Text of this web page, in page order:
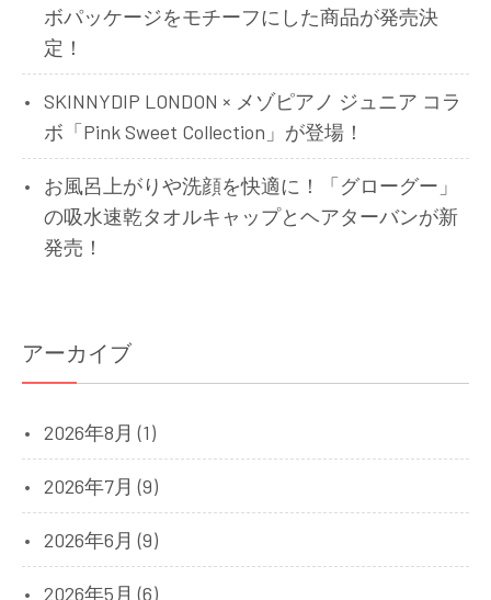
ボパッケージをモチーフにした商品が発売決
定！
SKINNYDIP LONDON × メゾピアノ ジュニア コラ
ボ「Pink Sweet Collection」が登場！
お風呂上がりや洗顔を快適に！「グローグー」
の吸水速乾タオルキャップとヘアターバンが新
発売！
アーカイブ
2026年8月 (1)
2026年7月 (9)
2026年6月 (9)
2026年5月 (6)